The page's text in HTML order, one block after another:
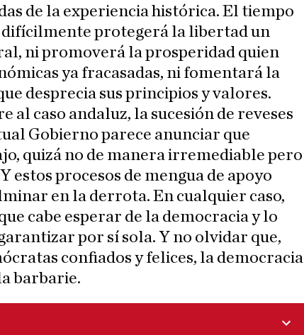
de la experiencia histórica. El tiempo
protegerá la libertad un
ni promoverá la prosperidad quien
ya fracasadas, ni fomentará la
desprecia sus principios y valores.
al caso andaluz, la sucesión de reveses
Gobierno parece anunciar que
quizá no de manera irremediable pero
estos procesos de mengua de apoyo
en la derrota. En cualquier caso,
cabe esperar de la democracia y lo
por sí sola. Y no olvidar que,
confiados y felices, la democracia
barbarie.